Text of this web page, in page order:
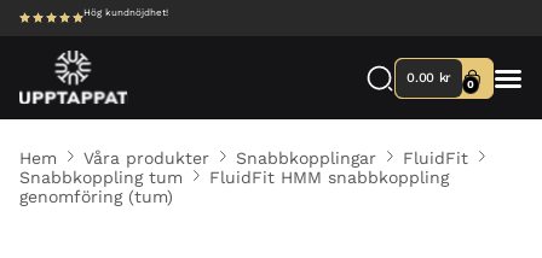
Hög kundnöjdhet!
0.00 kr 0
Hem Våra produkter Snabbkopplingar
FluidFit
Snabbkoppling tum
FluidFit HMM snabbkoppling
genomföring (tum)